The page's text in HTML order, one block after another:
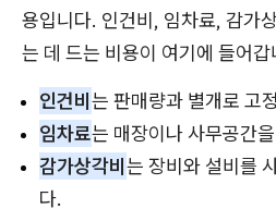
용입니다. 인건비, 임차료, 감가
는 데 드는 비용이 여기에 들어갑
인건비는 판매량과 별개로 고
임차료는 매장이나 사무공간
감가상각비는 장비와 설비를
다.